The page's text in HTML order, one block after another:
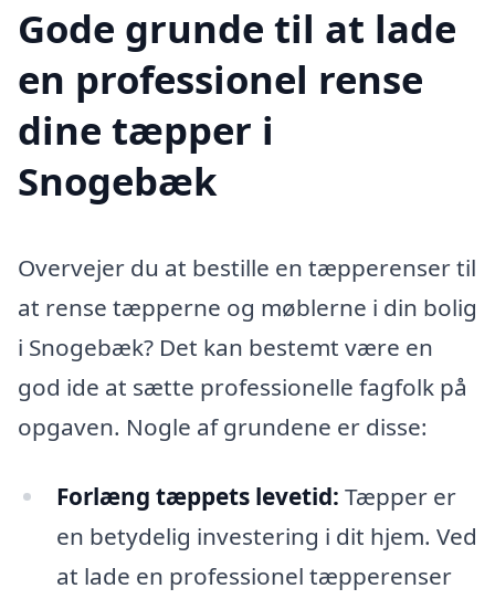
Gode grunde til at lade
en professionel rense
dine tæpper i
Snogebæk
Overvejer du at bestille en tæpperenser til
at rense tæpperne og møblerne i din bolig
i Snogebæk? Det kan bestemt være en
god ide at sætte professionelle fagfolk på
opgaven. Nogle af grundene er disse:
Forlæng tæppets levetid: Tæpper er
en betydelig investering i dit hjem. Ved
at lade en professionel tæpperenser